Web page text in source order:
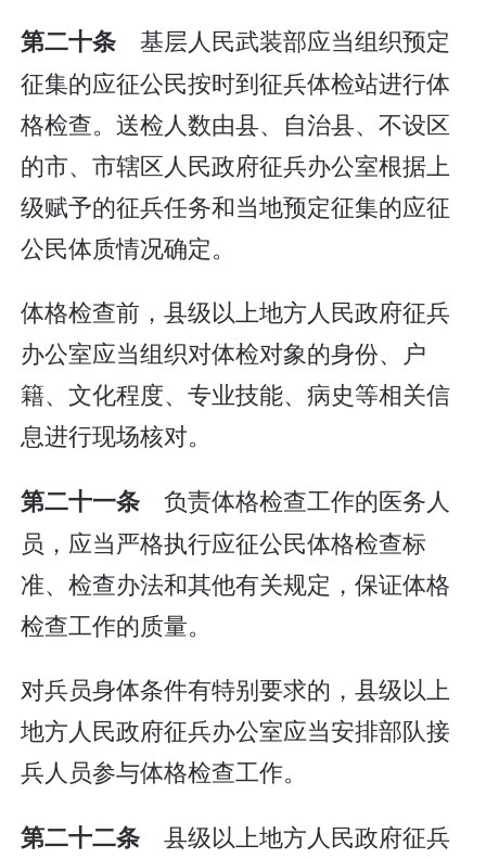
第二十条 基层人民武装部应当组织预定
征集的应征公民按时到征兵体检站进行体
格检查。送检人数由县、自治县、不设区
的市、市辖区人民政府征兵办公室根据上
级赋予的征兵任务和当地预定征集的应征
公民体质情况确定。
体格检查前，县级以上地方人民政府征兵
办公室应当组织对体检对象的身份、户
籍、文化程度、专业技能、病史等相关信
息进行现场核对。
第二十一条 负责体格检查工作的医务人
员，应当严格执行应征公民体格检查标
准、检查办法和其他有关规定，保证体格
检查工作的质量。
对兵员身体条件有特别要求的，县级以上
地方人民政府征兵办公室应当安排部队接
兵人员参与体格检查工作。
第二十二条 县级以上地方人民政府征兵